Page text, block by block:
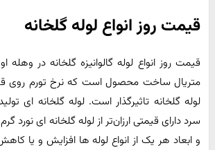
قیمت روز انواع لوله گلخانه
قیمت روز انواع لوله گالوانیزه گلخانه در
متریال ساخت محصول است که نرخ تورم روی
لوله گلخانه تاثیر‌گذار است. لوله گلخانه ای
سرد دارای قیمتی ارزان‌تر از لوله گلخانه ای
و ابعاد هر یک از انواع لوله ها افزایش و یا